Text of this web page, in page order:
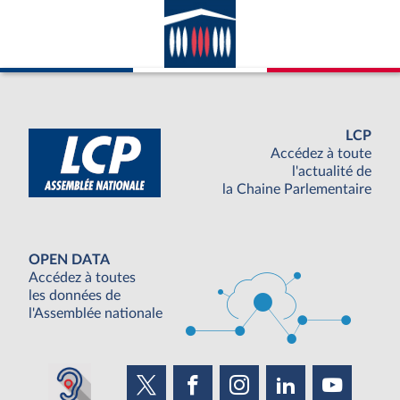
considéré à l’ONU.
LCP
Accédez à toute
l'actualité de
la Chaine Parlementaire
OPEN DATA
Accédez à toutes
les données de
l'Assemblée nationale